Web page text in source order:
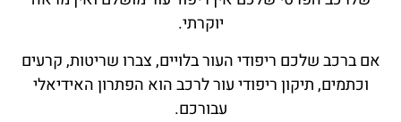
יוקרתי.
אם ברכב שלכם ריפודי העור בלויים, צברו שריטות, קרעים
וכתמים, תיקון ריפודי עור לרכב הוא הפתרון האידיאלי
עבורכם.